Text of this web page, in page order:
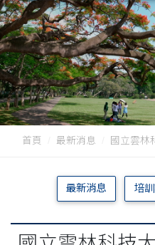
首頁 最新消息 國立雲林
最新消息 培